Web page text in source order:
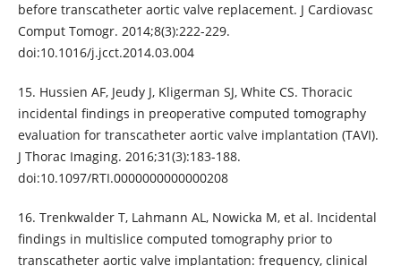
before transcatheter aortic valve replacement. J Cardiovasc
Comput Tomogr. 2014;8(3):222-229.
doi:10.1016/j.jcct.2014.03.004
15. Hussien AF, Jeudy J, Kligerman SJ, White CS. Thoracic
incidental findings in preoperative computed tomography
evaluation for transcatheter aortic valve implantation (TAVI).
J Thorac Imaging. 2016;31(3):183-188.
doi:10.1097/RTI.0000000000000208
16. Trenkwalder T, Lahmann AL, Nowicka M, et al. Incidental
findings in multislice computed tomography prior to
transcatheter aortic valve implantation: frequency, clinical